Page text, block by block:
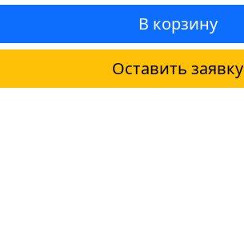
В корзину
Оставить заявку